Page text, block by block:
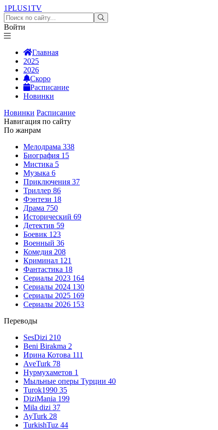
1PLUS1TV
Войти
Главная
2025
2026
Скоро
Расписание
Новинки
Новинки Расписание
Навигация по сайту
По жанрам
Мелодрама 338
Биография 15
Мистика 5
Музыка 6
Приключения 37
Триллер 86
Фэнтези 18
Драма 750
Исторический 69
Детектив 59
Боевик 123
Военный 36
Комедия 208
Криминал 121
Фантастика 18
Сериалы 2023 164
Сериалы 2024 130
Сериалы 2025 169
Сериалы 2026 153
Переводы
SesDizi 210
Beni Birakma 2
Ирина Котова 111
AveTurk 78
Нурмухаметов 1
Мыльные оперы Турции 40
Turok1990 35
DiziMania 199
Mila dizi 37
AyTurk 28
TurkishTuz 44